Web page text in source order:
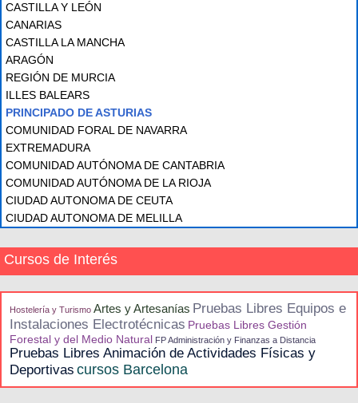
CASTILLA Y LEÓN
CANARIAS
CASTILLA LA MANCHA
ARAGÓN
REGIÓN DE MURCIA
ILLES BALEARS
PRINCIPADO DE ASTURIAS
COMUNIDAD FORAL DE NAVARRA
EXTREMADURA
COMUNIDAD AUTÓNOMA DE CANTABRIA
COMUNIDAD AUTÓNOMA DE LA RIOJA
CIUDAD AUTONOMA DE CEUTA
CIUDAD AUTONOMA DE MELILLA
Cursos de Interés
Hostelería y Turismo Artes y Artesanías Pruebas Libres Equipos e
Instalaciones Electrotécnicas Pruebas Libres Gestión
Forestal y del Medio Natural FP Administración y Finanzas a Distancia
Pruebas Libres Animación de Actividades Físicas y
Deportivas cursos Barcelona